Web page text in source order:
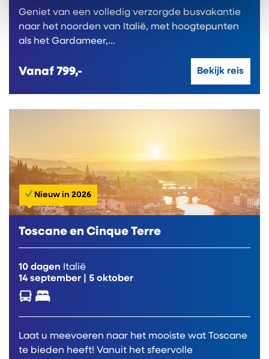
Geniet van een volledig verzorgde busvakantie
naar het noorden van Italië, met hoogtepunten
als het Gardameer,...
Vanaf 799,- Bekijk reis
Nieuw in 2026
Toscane en Cinque Terre
10 dagen Italië
14 september
5 oktober
Laat u meevoeren naar het mooiste wat Toscane
te bieden heeft! Vanuit het sfeervolle